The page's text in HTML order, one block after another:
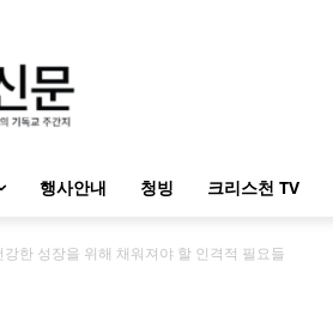
행사안내 청빙 크리스천 TV
강한 성장을 위해 채워져야 할 인격적 필요들